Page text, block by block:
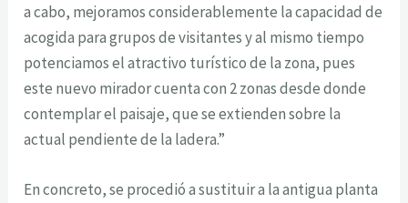
a cabo, mejoramos considerablemente la capacidad de
acogida para grupos de visitantes y al mismo tiempo
potenciamos el atractivo turístico de la zona, pues
este nuevo mirador cuenta con 2 zonas desde donde
contemplar el paisaje, que se extienden sobre la
actual pendiente de la ladera.”
En concreto, se procedió a sustituir a la antigua planta